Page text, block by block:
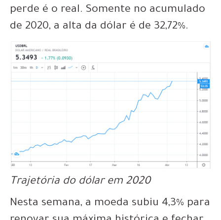
perde é o real. Somente no acumulado
de 2020, a alta da dólar é de 32,72%.
Trajetória do dólar em 2020
Nesta semana, a moeda subiu 4,3% para